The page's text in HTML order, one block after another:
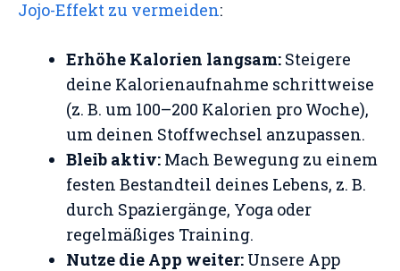
Jojo-Effekt zu vermeiden:
Erhöhe Kalorien langsam: Steigere
deine Kalorienaufnahme schrittweise
(z. B. um 100–200 Kalorien pro Woche),
um deinen Stoffwechsel anzupassen.
Bleib aktiv: Mach Bewegung zu einem
festen Bestandteil deines Lebens, z. B.
durch Spaziergänge, Yoga oder
regelmäßiges Training.
Nutze die App weiter: Unsere App